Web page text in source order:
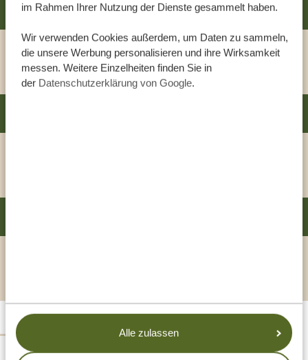
im Rahmen Ihrer Nutzung der Dienste gesammelt haben.
Wir verwenden Cookies außerdem, um Daten zu sammeln,
die unsere Werbung personalisieren und ihre Wirksamkeit
messen. Weitere Einzelheiten finden Sie in
der Datenschutzerklärung von Google.
Alle zulassen
SILBER
CHANYA LODGE BY ARDHI AFRICA
HOTEL ANZEIGEN